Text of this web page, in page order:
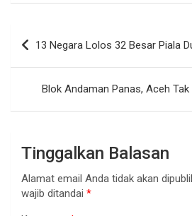
Navigasi
pos
13 Negara Lolos 32 Besar Piala
Blok Andaman Panas, Aceh
Tinggalkan Balasan
Alamat email Anda tidak akan
wajib ditandai *